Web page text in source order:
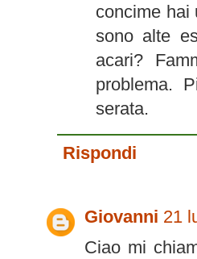
concime hai
sono alte
acari?
problema.
serata.
Rispondi
Giovanni 21
Ciao mi